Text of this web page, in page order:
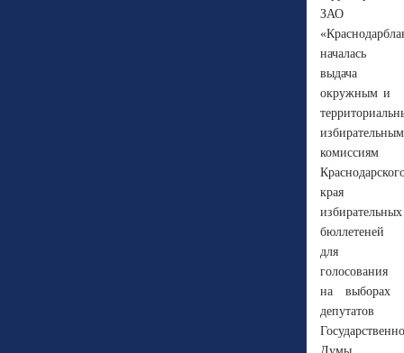
ЗАО
началась
выдача
окружным и
избирательным
комиссиям
края
избирательных
бюллетеней
для
голосования
на выборах
депутатов